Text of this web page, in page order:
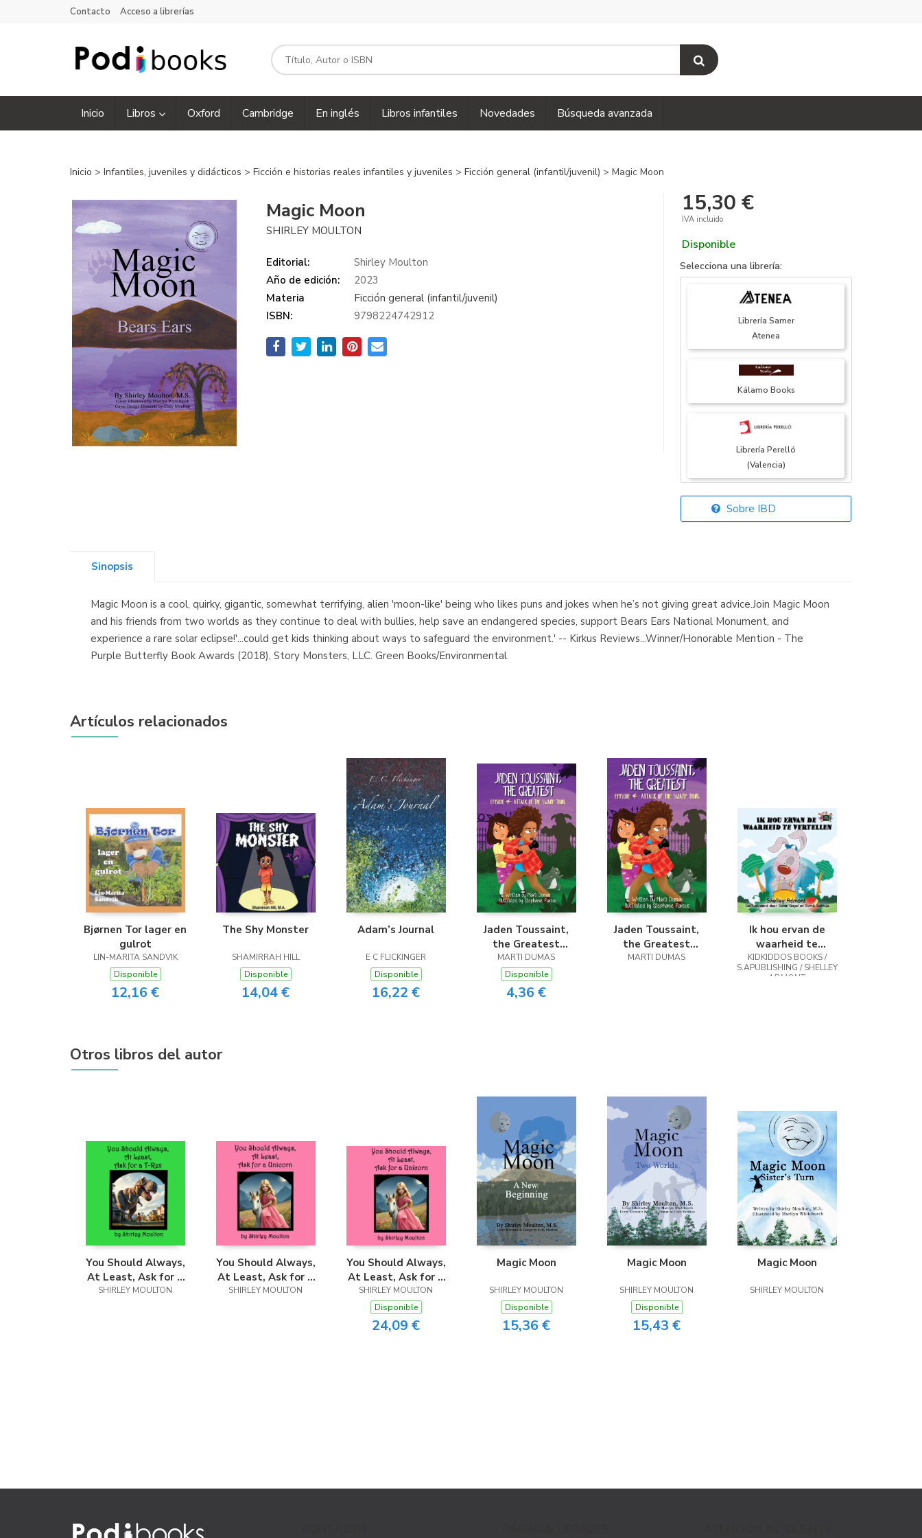
Contacto Acceso a librerías
Inicio Libros Oxford Cambridge En inglés Libros infantiles Novedades Búsqueda avanzada
Inicio > Infantiles, juveniles y didácticos > Ficción e historias reales infantiles y juveniles > Ficción general (infantil/juvenil) > Magic Moon
Magic Moon
SHIRLEY MOULTON
Editorial:
Shirley Moulton
Año de edición:
2023
Materia
Ficción general (infantil/juvenil)
ISBN:
9798224742912
15,30 €
IVA incluido
Disponible
Selecciona una librería:
Librería Samer
Atenea
Kálamo Books
Librería Perelló
(Valencia)
Librería Elías
(Madrid)
Sobre IBD
Sinopsis
Magic Moon is a cool, quirky, gigantic, somewhat terrifying, alien 'moon-like' being who likes puns and jokes when he’s not giving great advice.Join Magic Moon
and his friends from two worlds as they continue to deal with bullies, help save an endangered species, support Bears Ears National Monument, and
experience a rare solar eclipse!'...could get kids thinking about ways to safeguard the environment.' -- Kirkus Reviews...Winner/Honorable Mention - The
Purple Butterfly Book Awards (2018), Story Monsters, LLC. Green Books/Environmental.
Artículos relacionados
Bjørnen Tor lager en
gulrot
LIN-MARITA SANDVIK
Disponible
12,16 €
The Shy Monster
SHAMIRRAH HILL
Disponible
14,04 €
Adam’s Journal
E C FLICKINGER
Disponible
16,22 €
Jaden Toussaint,
the Greatest
Episode 4
MARTI DUMAS
Disponible
4,36 €
Jaden Toussaint,
the Greatest
Episode 4
MARTI DUMAS
Ik hou ervan de
waarheid te
vertellen
KIDKIDDOS BOOKS /
S.APUBLISHING / SHELLEY
ADMONT
Otros libros del autor
You Should Always,
At Least, Ask for a
T-Rex
SHIRLEY MOULTON
You Should Always,
At Least, Ask for a
Unicorn
SHIRLEY MOULTON
You Should Always,
At Least, Ask for a
Unicorn
SHIRLEY MOULTON
Disponible
24,09 €
Magic Moon
SHIRLEY MOULTON
Disponible
15,36 €
Magic Moon
SHIRLEY MOULTON
Disponible
15,43 €
Magic Moon
SHIRLEY MOULTON